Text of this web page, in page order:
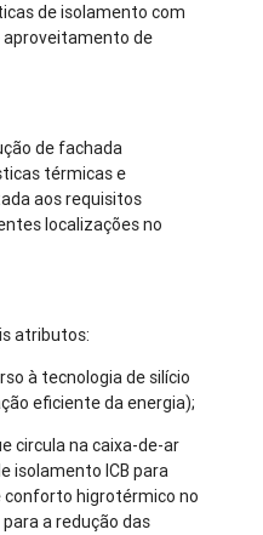
de isolamento com
aproveitamento de
de fachada
térmicas e
aos requisitos
localizações no
atributos:
à tecnologia de silício
eficiente da energia);
circula na caixa-de-ar
isolamento ICB para
conforto higrotérmico no
a redução das